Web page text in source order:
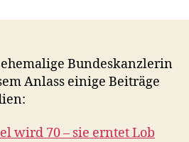
Bundeskanzlerin
Anlass einige Beiträge
wird 70 – sie erntet Lob